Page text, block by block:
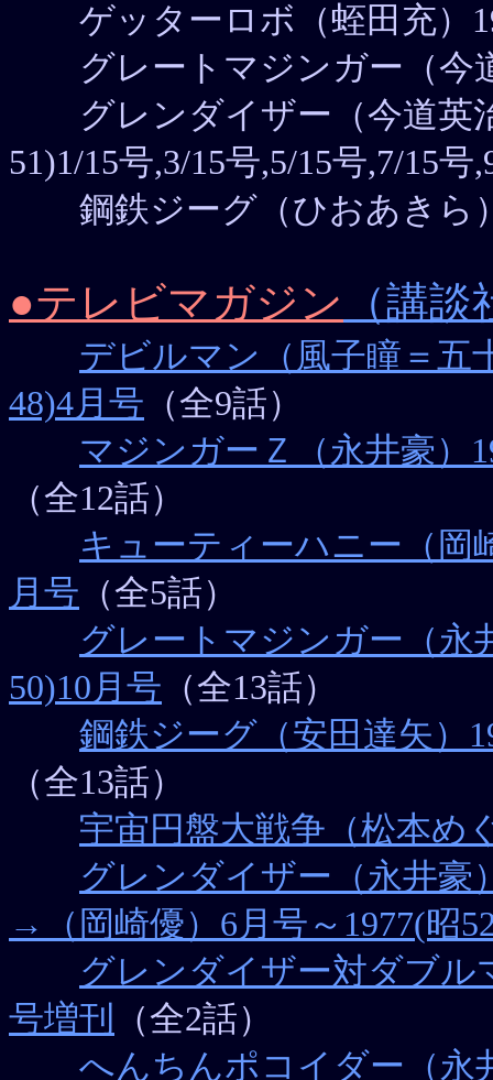
ゲッターロボ（蛭田充）
グレートマジンガー（今道
グレンダイザー（今道英治
51)1/15号,3/15号,5/15号,7/15号
鋼鉄ジーグ（ひおあきら）
●テレビマガジン （講談
デビルマン（風子瞳＝五
48)4月号 （全9話）
マジンガーＺ（永井豪）
（全12話）
キューティーハニー（岡
月号 （全5話）
グレートマジンガー（永
50)10月号 （全13話）
鋼鉄ジーグ（安田達矢）
（全13話）
宇宙円盤大戦争（松本め
グレンダイザー（永井豪
→（岡崎優）6月号～1977(昭
グレンダイザー対ダブル
号増刊
（全2話）
へんちんポコイダー（永